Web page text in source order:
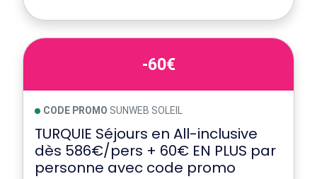
-60€
CODE PROMO SUNWEB SOLEIL
TURQUIE Séjours en All-inclusive
dès 586€/pers + 60€ EN PLUS par
personne avec code promo